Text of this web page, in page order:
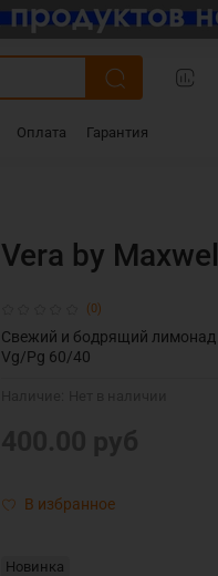
Оплата Гарантия
(0)
Новинка
Vera by
В избранное
Свежий и бодрящий лимонад
Vg/Pg 60/40